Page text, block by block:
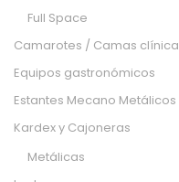
Full Space
Camarotes / Camas
Equipos gastronómicos
Estantes Mecano Metálicos
Kardex y Cajoneras
Metálicas